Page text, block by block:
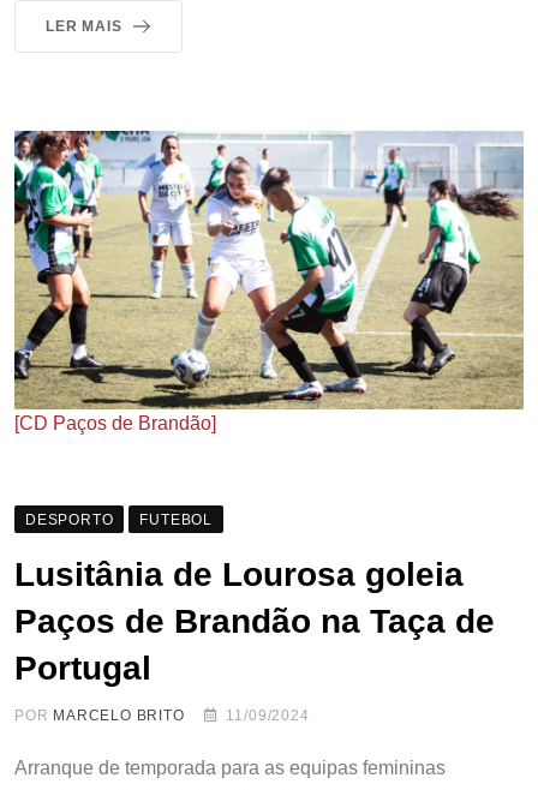
LER MAIS
[CD Paços de Brandão]
DESPORTO FUTEBOL
Lusitânia de Lourosa goleia
Paços de Brandão na Taça de
Portugal
POR MARCELO BRITO 11/09/2024
Arranque de temporada para as equipas femininas